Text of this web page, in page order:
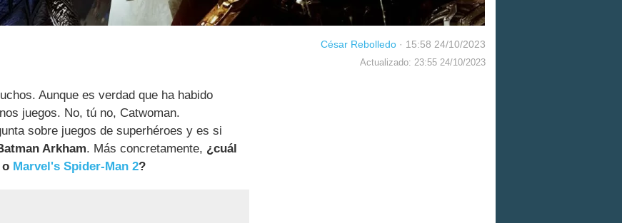
César Rebolledo · 15:58 24/10/2023
Actualizado: 23:55 24/10/2023
Aunque es verdad que ha habido
juegos. No, tú no, Catwoman.
sobre juegos de superhéroes y es si
Arkham. Más concretamente, ¿cuál
o Marvel's Spider-Man 2?